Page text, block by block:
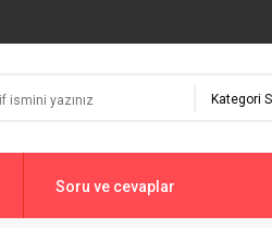
Soru ve cevaplar